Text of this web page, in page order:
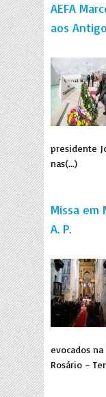
AEFA
aos
presidente
nas(...)
Missa em
A. P.
evocados
Rosário –